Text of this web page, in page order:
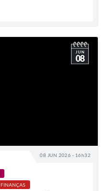
08 JUN 2026 - 16h32
JUN
08
FINANÇAS